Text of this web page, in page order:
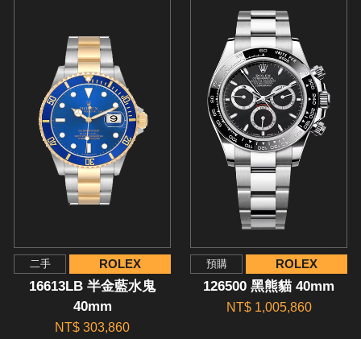
二手 ROLEX
16613LB 半金藍水鬼
40mm
NT$ 303,860
預購 ROLEX
126500 黑熊貓 40mm
NT$ 1,005,860